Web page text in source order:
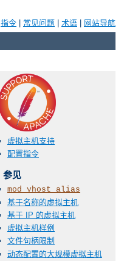
指令 常见问题 术语 网站导航
虚拟主机支持
配置指令
参见
mod_vhost_alias
基于名称的虚拟主机
基于 IP 的虚拟主机
虚拟主机样例
文件句柄限制
动态配置的大规模虚拟主机